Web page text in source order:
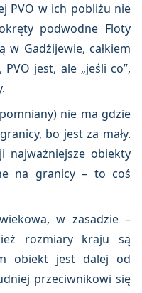
PVO w ich pobliżu nie
podwodne Floty
w Gadżijewie, całkiem
jest, ale „jeśli co”,
nie ma gdzie
bo jest za mały.
najważniejsze obiekty
na granicy – to coś
w zasadzie –
rozmiary kraju są
obiekt jest dalej od
przeciwnikowi się